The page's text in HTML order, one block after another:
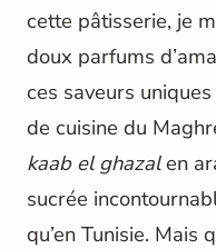
cette pâtisserie, je
doux parfums
ces saveurs
de cuisine du
kaab el ghazalen
sucrée
qu’en Tunisie. Mais